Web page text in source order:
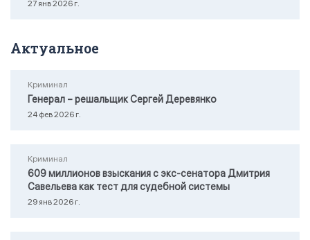
27 янв 2026 г.
Актуальное
Криминал
Генерал – решальщик Сергей Деревянко
24 фев 2026 г.
Криминал
609 миллионов взыскания с экс-сенатора Дмитрия
Савельева как тест для судебной системы
29 янв 2026 г.